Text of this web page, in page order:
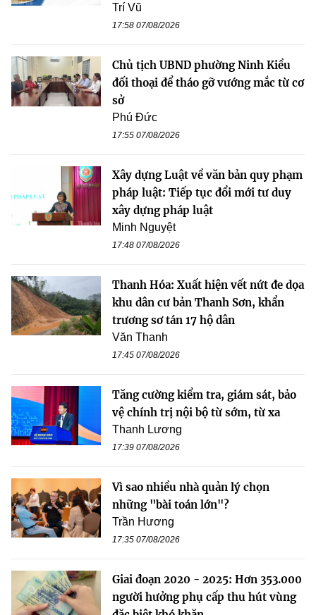
Trí Vũ
17:58 07/08/2026
Chủ tịch UBND phường Ninh Kiều
đối thoại để tháo gỡ vướng mắc từ cơ
sở
Phú Đức
17:55 07/08/2026
Xây dựng Luật về văn bản quy phạm
pháp luật: Tiếp tục đổi mới tư duy
xây dựng pháp luật
Minh Nguyệt
17:48 07/08/2026
Thanh Hóa: Xuất hiện vết nứt đe dọa
khu dân cư bản Thanh Sơn, khẩn
trương sơ tán 17 hộ dân
Văn Thanh
17:45 07/08/2026
Tăng cường kiểm tra, giám sát, bảo
vệ chính trị nội bộ từ sớm, từ xa
Thanh Lương
17:39 07/08/2026
Vì sao nhiều nhà quản lý chọn
những "bài toán lớn"?
Trần Hương
17:35 07/08/2026
Giai đoạn 2020 - 2025: Hơn 353.000
người hưởng phụ cấp thu hút vùng